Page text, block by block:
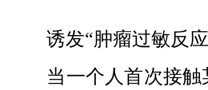
诱发“肿瘤过敏反
当一个人首次接触